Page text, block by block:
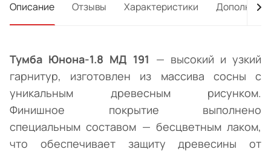
Описание Отзывы Характеристики
Тумба Юнона-1.8 МД 191 — высокий и узкий
гарнитур, изготовлен из массива сосны с
уникальным древесным рисунком.
Финишное покрытие выполнено
специальным составом — бесцветным лаком,
что обеспечивает защиту древесины от